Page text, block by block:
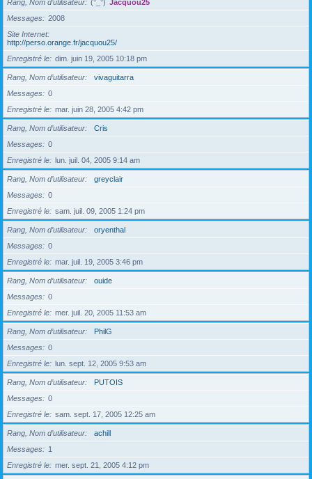
Rang, Nom d’utilisateur (°_°) Jacquou25
Messages
2008
Site Internet
http://perso.orange.fr/jacquou25/
Enregistré le
dim. juin 19, 2005 10:18 pm
Rang, Nom d’utilisateur
vivaguitarra
Messages
0
Enregistré le
mar. juin 28, 2005 4:42 pm
Rang, Nom d’utilisateur
Cris
Messages
0
Enregistré le
lun. juil. 04, 2005 9:14 am
Rang, Nom d’utilisateur
greyclair
Messages
0
Enregistré le
sam. juil. 09, 2005 1:24 pm
Rang, Nom d’utilisateur
oryenthal
Messages
0
Enregistré le
mar. juil. 19, 2005 3:46 pm
Rang, Nom d’utilisateur
ouide
Messages
0
Enregistré le
mer. juil. 20, 2005 11:53 am
Rang, Nom d’utilisateur
PhilG
Messages
0
Enregistré le
lun. sept. 12, 2005 9:53 am
Rang, Nom d’utilisateur
PUTOIS
Messages
0
Enregistré le
sam. sept. 17, 2005 12:25 am
Rang, Nom d’utilisateur
achill
Messages
1
Enregistré le
mer. sept. 21, 2005 4:12 pm